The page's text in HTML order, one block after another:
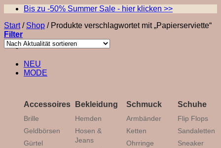
NEU
MODE
Accessoires
Brille
Geldbörsen
Gürtel
Bekleidung
Hemden
Hosen &
Jeans
Schmuck
Armbänder
Ketten
Ohrringe
Schuhe
Flip Flops
Sandaletten
Sneaker
Bis zu -50% Summer Sale - hier klicken >>
Start / Shop /Produkte verschlagwortet mit „Papierserviette“
Filter